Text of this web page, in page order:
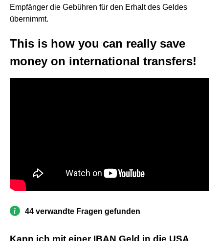
Empfänger die Gebühren für den Erhalt des Geldes
übernimmt.
This is how you can really save
money on international transfers!
44 verwandte Fragen gefunden
Kann ich mit einer IBAN Geld in die USA